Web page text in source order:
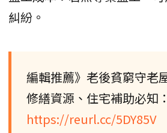
糾紛。
編輯推薦》老後貧窮守老
修繕資源、住宅補助必知：
https://reurl.cc/5DY85V